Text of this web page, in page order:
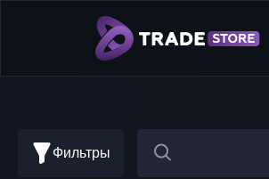
Фильтры